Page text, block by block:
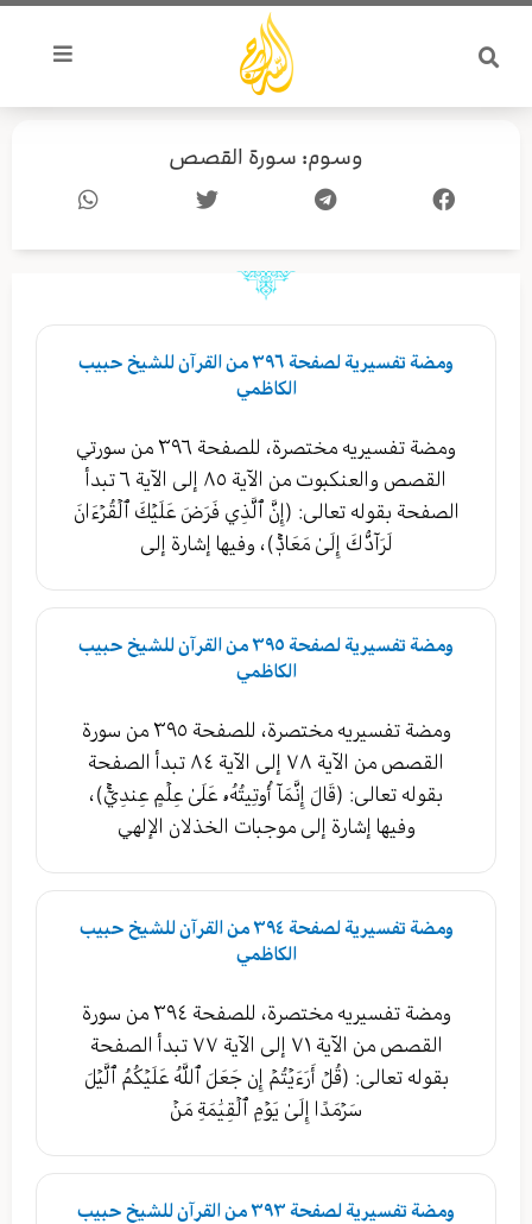
تخطي
المحتوى
وسوم: سورة القصص
ومضة تفسيرية لصفحة ٣٩٦ من القرآن للشيخ حبيب
الكاظمي
ومضة تفسيريه مختصرة، للصفحة ٣٩٦ من سورتي
القصص والعنكبوت من الآية ٨٥ إلى الآية ٦ تبدأ
الصفحة بقوله تعالى: (إِنَّ ٱلَّذِي فَرَضَ عَلَيۡكَ ٱلۡقُرۡءَانَ
لَرَآدُّكَ إِلَىٰ مَعَادٖۚ)، وفيها إشارة إلى
ومضة تفسيرية لصفحة ٣٩٥ من القرآن للشيخ حبيب
الكاظمي
ومضة تفسيريه مختصرة، للصفحة ٣٩٥ من سورة
القصص من الآية ٧٨ إلى الآية ٨٤ تبدأ الصفحة
بقوله تعالى: (قَالَ إِنَّمَآ أُوتِيتُهُۥ عَلَىٰ عِلۡمٍ عِندِيٓۚ)،
وفيها إشارة إلى موجبات الخذلان الإلهي
ومضة تفسيرية لصفحة ٣٩٤ من القرآن للشيخ حبيب
الكاظمي
ومضة تفسيريه مختصرة، للصفحة ٣٩٤ من سورة
القصص من الآية ٧١ إلى الآية ٧٧ تبدأ الصفحة
بقوله تعالى: (قُلۡ أَرَءَيۡتُمۡ إِن جَعَلَ ٱللَّهُ عَلَيۡكُمُ ٱلَّيۡلَ
سَرۡمَدًا إِلَىٰ يَوۡمِ ٱلۡقِيَٰمَةِ مَنۡ
ومضة تفسيرية لصفحة ٣٩٣ من القرآن للشيخ حبيب